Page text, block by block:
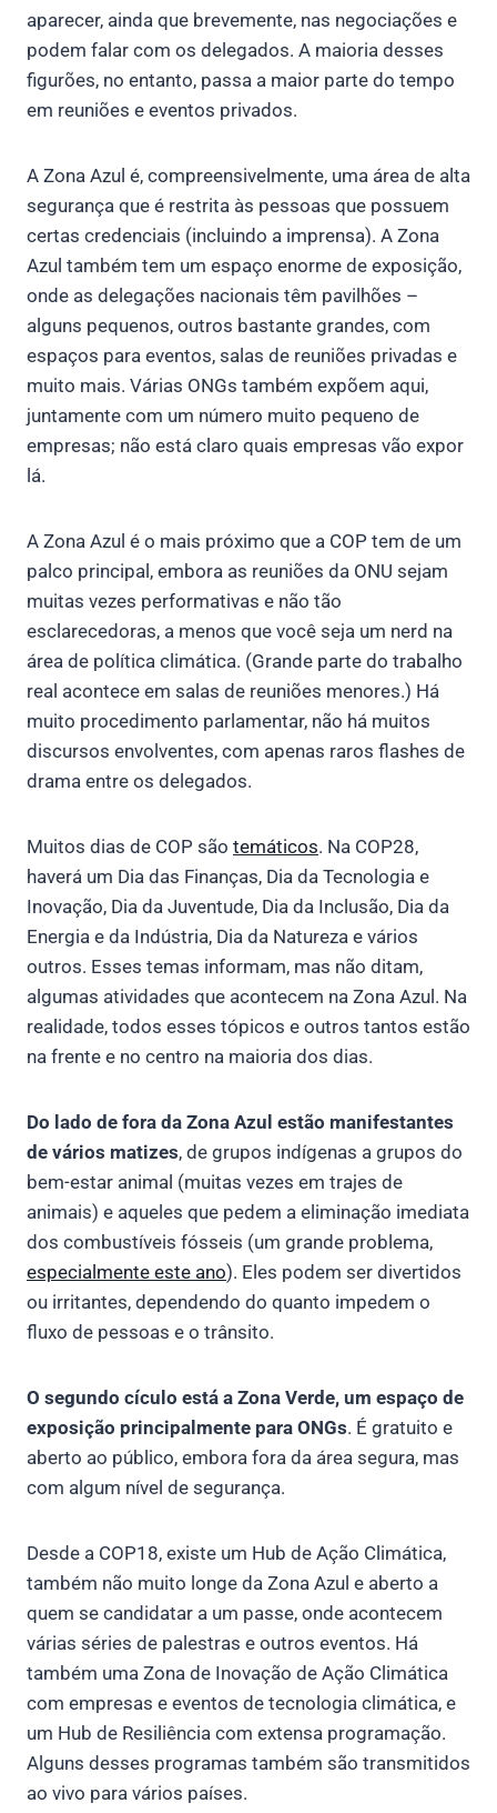
aparecer, ainda que brevemente, nas negociações e
podem falar com os delegados. A maioria desses
figurões, no entanto, passa a maior parte do tempo
em reuniões e eventos privados.
A Zona Azul é, compreensivelmente, uma área de alta
segurança que é restrita às pessoas que possuem
certas credenciais (incluindo a imprensa). A Zona
Azul também tem um espaço enorme de exposição,
onde as delegações nacionais têm pavilhões –
alguns pequenos, outros bastante grandes, com
espaços para eventos, salas de reuniões privadas e
muito mais. Várias ONGs também expõem aqui,
juntamente com um número muito pequeno de
empresas; não está claro quais empresas vão expor
lá.
A Zona Azul é o mais próximo que a COP tem de um
palco principal, embora as reuniões da ONU sejam
muitas vezes performativas e não tão
esclarecedoras, a menos que você seja um nerd na
área de política climática. (Grande parte do trabalho
real acontece em salas de reuniões menores.) Há
muito procedimento parlamentar, não há muitos
discursos envolventes, com apenas raros flashes de
drama entre os delegados.
Muitos dias de COP são temáticos. Na COP28,
haverá um Dia das Finanças, Dia da Tecnologia e
Inovação, Dia da Juventude, Dia da Inclusão, Dia da
Energia e da Indústria, Dia da Natureza e vários
outros. Esses temas informam, mas não ditam,
algumas atividades que acontecem na Zona Azul. Na
realidade, todos esses tópicos e outros tantos estão
na frente e no centro na maioria dos dias.
Do lado de fora da Zona Azul estão manifestantes
de vários matizes, de grupos indígenas a grupos do
bem-estar animal (muitas vezes em trajes de
animais) e aqueles que pedem a eliminação imediata
dos combustíveis fósseis (um grande problema,
especialmente este ano). Eles podem ser divertidos
ou irritantes, dependendo do quanto impedem o
fluxo de pessoas e o trânsito.
O segundo cículo está a Zona Verde, um espaço de
exposição principalmente para ONGs. É gratuito e
aberto ao público, embora fora da área segura, mas
com algum nível de segurança.
Desde a COP18, existe um Hub de Ação Climática,
também não muito longe da Zona Azul e aberto a
quem se candidatar a um passe, onde acontecem
várias séries de palestras e outros eventos. Há
também uma Zona de Inovação de Ação Climática
com empresas e eventos de tecnologia climática, e
um Hub de Resiliência com extensa programação.
Alguns desses programas também são transmitidos
ao vivo para vários países.